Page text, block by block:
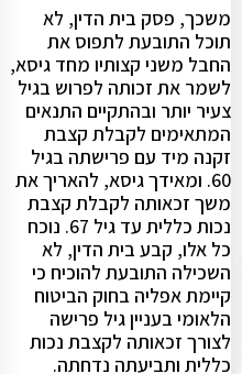
משכך, פסק בית הדין, לא
תוכל התובעת לתפוס את
החבל משני קצותיו מחד גיסא,
לשמר את זכותה לפרוש בגיל
צעיר יותר ובהתקיים התנאים
המתאימים לקבלת קצבת
זקנה מיד עם פרישתה בגיל
60. ומאידך גיסא, להאריך את
משך זכאותה לקבלת קצבת
נכות כללית עד גיל 67. נוכח
כל אלו, קבע בית הדין, לא
השכילה התובעת להוכיח כי
קיימת אפליה בחוק הביטוח
הלאומי בעניין גיל פרישה
לצורך זכאותה לקצבת נכות
כללית ותביעתה נדחתה.